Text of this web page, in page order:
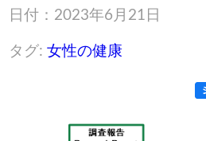
日付：2023年6月21日
タグ:女性の健康